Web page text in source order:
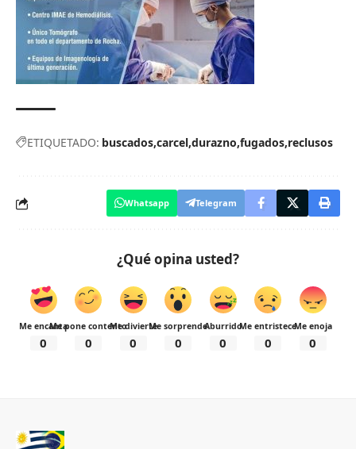
ETIQUETADO: buscados carcel durazno fugados reclusos
Whatsapp Telegram
¿Qué opina usted?
Me encanta
0
Me pone contento
0
Me divierte
0
Me sorprende
0
Aburrido
0
Me entristece
0
Me enoja
0